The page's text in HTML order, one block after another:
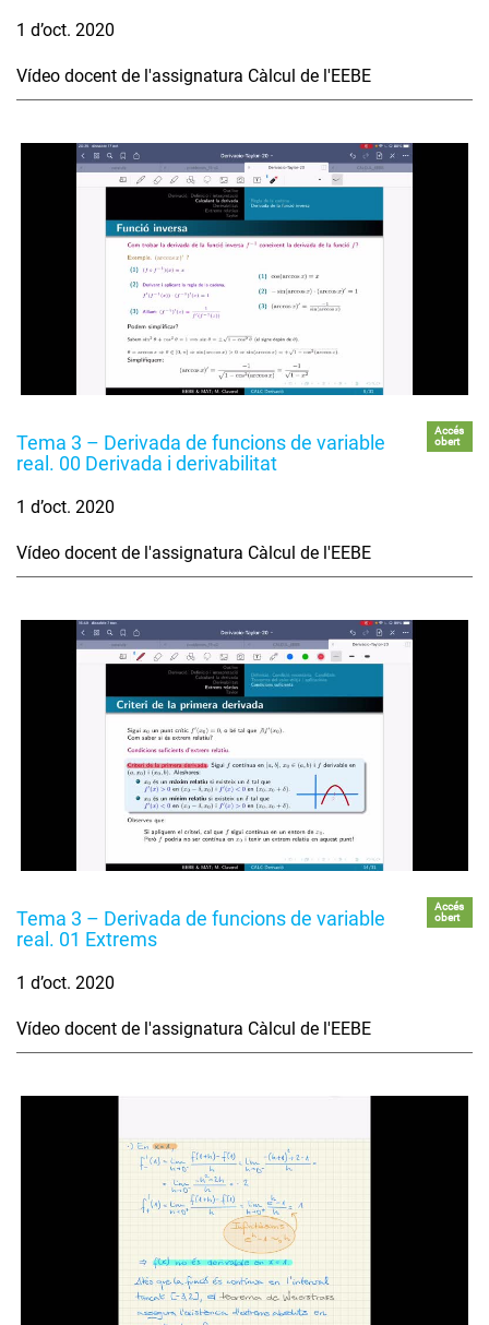
1 d’oct. 2020
Vídeo docent de l'assignatura Càlcul de l'EEBE
Tema 3 – Derivada de funcions de variable
real. 00 Derivada i derivabilitat
Accés
obert
1 d’oct. 2020
Vídeo docent de l'assignatura Càlcul de l'EEBE
Tema 3 – Derivada de funcions de variable
real. 01 Extrems
Accés
obert
1 d’oct. 2020
Vídeo docent de l'assignatura Càlcul de l'EEBE